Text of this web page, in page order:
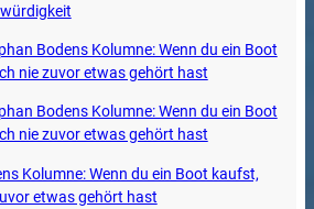
Bodens Kolumne: Wenn du ein Boot
nie zuvor etwas gehört hast
Bodens Kolumne: Wenn du ein Boot
nie zuvor etwas gehört hast
Kolumne: Wenn du ein Boot kaufst,
etwas gehört hast